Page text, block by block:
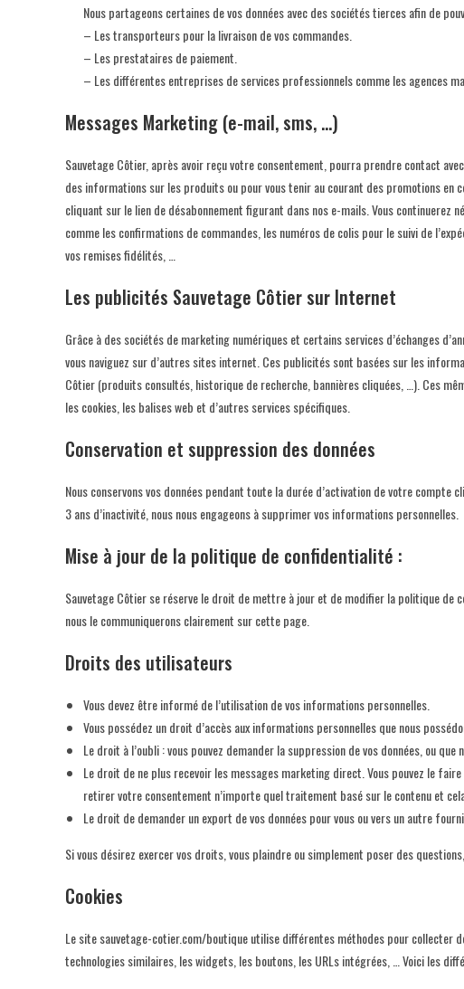
Nous partageons certaines de vos données avec des sociétés tierces afin de
– Les transporteurs pour la livraison de vos commandes.
– Les prestataires de paiement.
– Les différentes entreprises de services professionnels comme les agences
Messages Marketing (e-mail, sms, …)
Sauvetage Côtier, après avoir reçu votre consentement, pourra prendre contact
des informations sur les produits ou pour vous tenir au courant des promotions en
cliquant sur le lien de désabonnement figurant dans nos e-mails. Vous continuerez
comme les confirmations de commandes, les numéros de colis pour le suivi de
vos remises fidélités, …
Les publicités Sauvetage Côtier sur Internet
Grâce à des sociétés de marketing numériques et certains services d’échanges
vous naviguez sur d’autres sites internet. Ces publicités sont basées sur les
Côtier (produits consultés, historique de recherche, bannières cliquées, …). Ces
les cookies, les balises web et d’autres services spécifiques.
Conservation et suppression des données
Nous conservons vos données pendant toute la durée d’activation de votre
3 ans d’inactivité, nous nous engageons à supprimer vos informations personnelles.
Mise à jour de la politique de confidentialité :
Sauvetage Côtier se réserve le droit de mettre à jour et de modifier la politique de
nous le communiquerons clairement sur cette page.
Droits des utilisateurs
Vous devez être informé de l’utilisation de vos informations personnelles.
Vous possédez un droit d’accès aux informations personnelles que nous
Le droit à l’oubli : vous pouvez demander la suppression de vos données, ou
Le droit de ne plus recevoir les messages marketing direct. Vous pouvez le
retirer votre consentement n’importe quel traitement basé sur le contenu et
Le droit de demander un export de vos données pour vous ou vers un autre
Si vous désirez exercer vos droits, vous plaindre ou simplement poser des
Cookies
Le site sauvetage-cotier.com/boutique utilise différentes méthodes pour collecter
technologies similaires, les widgets, les boutons, les URLs intégrées, … Voici les